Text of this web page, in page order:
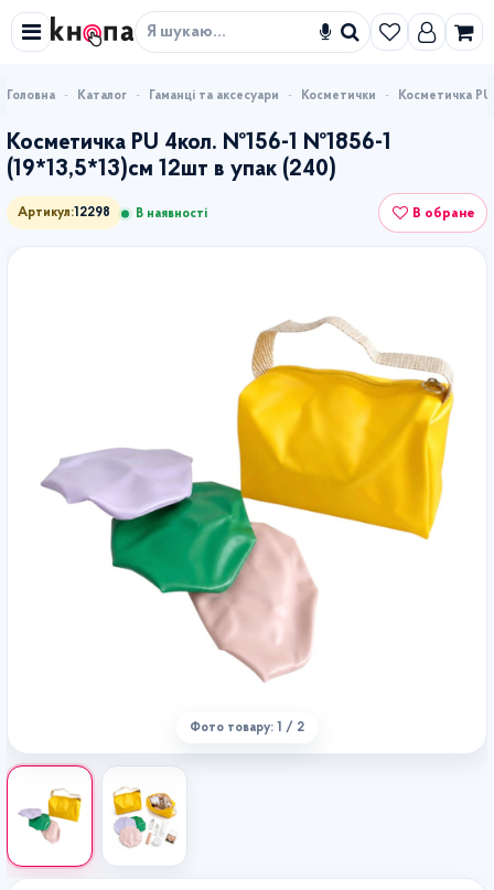
Знайти
Каталог Гаманці та аксесуари Косметички Косметичка
Косметичка PU 4кол. №156-1 №1856-1
(19*13,5*13)см 12шт в упак (240)
Артикул: 12298 В наявності В обране
Фото товару: 1 / 2